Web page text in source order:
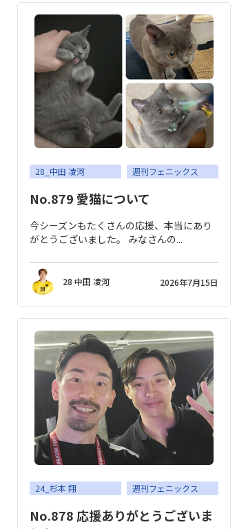
28_中田 凌河 週刊フェニックス
No.879 愛猫について
今シーズンもたくさんの応援、本当にあり
がとうございました。 みなさんの...
28 中田 凌河 2026年7月15日
24_杉本 翔 週刊フェニックス
No.878 応援ありがとうございま